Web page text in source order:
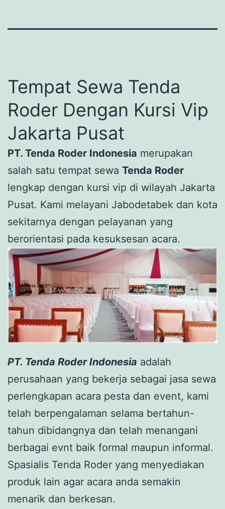
Tempat Sewa Tenda
Roder Dengan Kursi Vip
Jakarta Pusat
PT. Tenda Roder Indonesia merupakan
salah satu tempat sewa Tenda Roder
lengkap dengan kursi vip di wilayah Jakarta
Pusat. Kami melayani Jabodetabek dan kota
sekitarnya dengan pelayanan yang
berorientasi pada kesuksesan acara.
PT. Tenda Roder Indonesia adalah
perusahaan yang bekerja sebagai jasa sewa
perlengkapan acara pesta dan event, kami
telah berpengalaman selama bertahun-
tahun dibidangnya dan telah menangani
berbagai evnt baik formal maupun informal.
Spasialis Tenda Roder yang menyediakan
produk lain agar acara anda semakin
menarik dan berkesan.